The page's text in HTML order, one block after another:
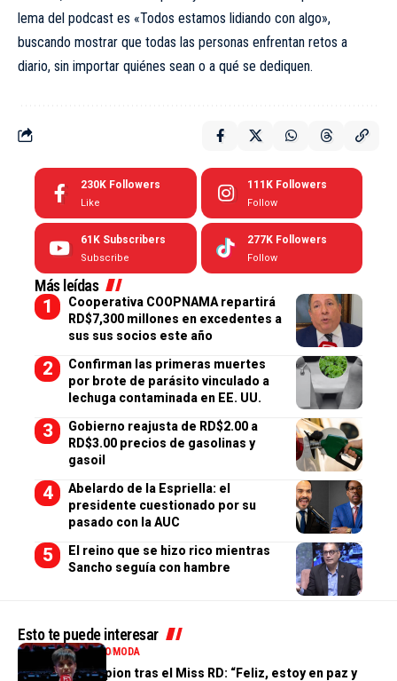
lema del podcast es «Todos estamos lidiando con algo»,
buscando mostrar que todas las personas enfrentan retos a
diario, sin importar quiénes sean o a qué se dediquen.
230K Followers
Like
111K Followers
Follow
61K Subscribers
Subscribe
277K Followers
Follow
Más leídas
Cooperativa COOPNAMA repartirá
RD$7,300 millones en excedentes a
sus sus socios este año
Confirman las primeras muertes
por brote de parásito vinculado a
lechuga contaminada en EE. UU.
Gobierno reajusta de RD$2.00 a
RD$3.00 precios de gasolinas y
gasoil
Abelardo de la Espriella: el
presidente cuestionado por su
pasado con la AUC
El reino que se hizo rico mientras
Sancho seguía con hambre
Esto te puede interesar
ENTRETENIMIENTOMODA
Valentina Campion tras el Miss RD: “Feliz, estoy en paz y